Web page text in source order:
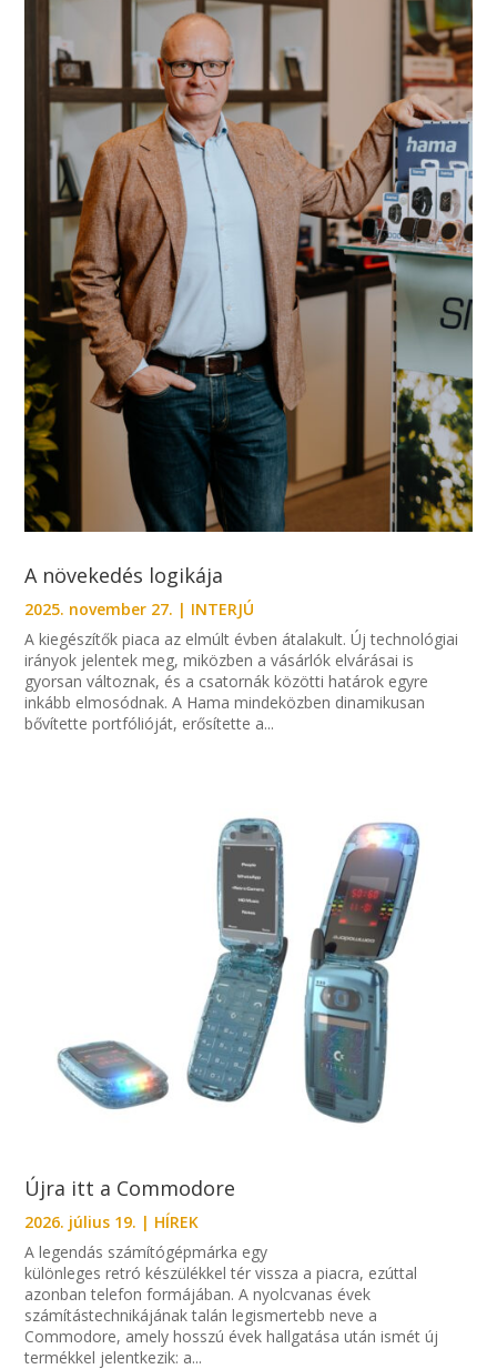
A növekedés logikája
2025. november 27. | INTERJÚ
A kiegészítők piaca az elmúlt évben átalakult. Új technológiai
irányok jelentek meg, miközben a vásárlók elvárásai is
gyorsan változnak, és a csatornák közötti határok egyre
inkább elmosódnak. A Hama mindeközben dinamikusan
bővítette portfólióját, erősítette a...
Újra itt a Commodore
2026. július 19. | HÍREK
A legendás számítógépmárka egy
különleges retró készülékkel tér vissza a piacra, ezúttal
azonban telefon formájában. A nyolcvanas évek
számítástechnikájának talán legismertebb neve a
Commodore, amely hosszú évek hallgatása után ismét új
termékkel jelentkezik: a...